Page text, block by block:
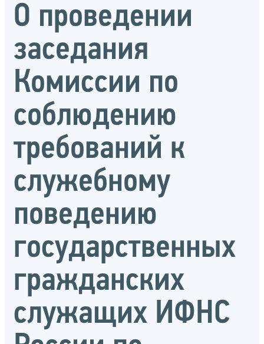
О проведении
заседания
Комиссии по
соблюдению
требований к
служебному
поведению
государственных
гражданских
служащих ИФНС